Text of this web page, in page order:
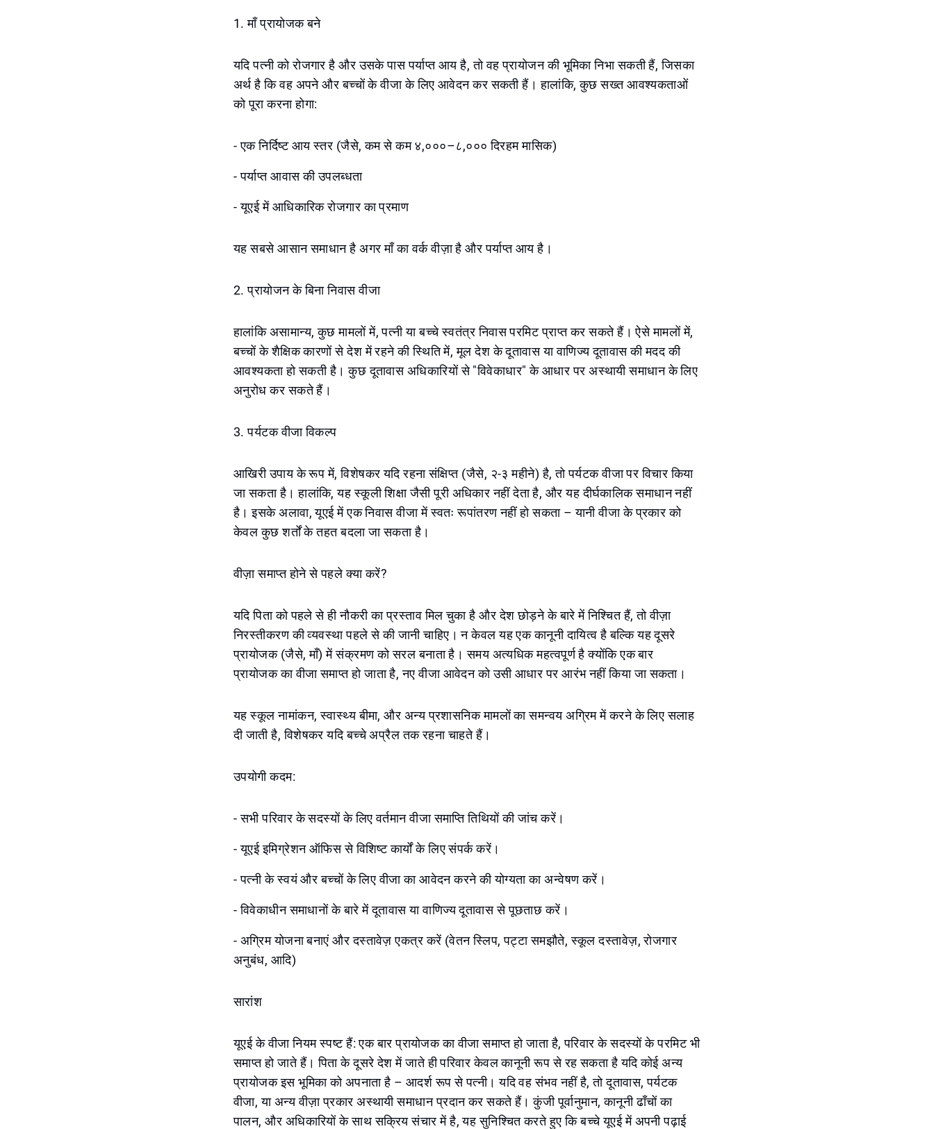
1. माँ प्रायोजक बने
यदि पत्नी को रोजगार है और उसके पास पर्याप्त आय है, तो वह प्रायोजन की भूमिका निभा सकती हैं, जिसका
अर्थ है कि वह अपने और बच्चों के वीजा के लिए आवेदन कर सकती हैं। हालांकि, कुछ सख्त आवश्यकताओं
को पूरा करना होगा:
- एक निर्दिष्ट आय स्तर (जैसे, कम से कम ४,०००–८,००० दिरहम मासिक)
- पर्याप्त आवास की उपलब्धता
- यूएई में आधिकारिक रोजगार का प्रमाण
यह सबसे आसान समाधान है अगर माँ का वर्क वीज़ा है और पर्याप्त आय है।
2. प्रायोजन के बिना निवास वीजा
हालांकि असामान्य, कुछ मामलों में, पत्नी या बच्चे स्वतंत्र निवास परमिट प्राप्त कर सकते हैं। ऐसे मामलों में,
बच्चों के शैक्षिक कारणों से देश में रहने की स्थिति में, मूल देश के दूतावास या वाणिज्य दूतावास की मदद की
आवश्यकता हो सकती है। कुछ दूतावास अधिकारियों से "विवेकाधार" के आधार पर अस्थायी समाधान के लिए
अनुरोध कर सकते हैं।
3. पर्यटक वीजा विकल्प
आखिरी उपाय के रूप में, विशेषकर यदि रहना संक्षिप्त (जैसे, २-३ महीने) है, तो पर्यटक वीजा पर विचार किया
जा सकता है। हालांकि, यह स्कूली शिक्षा जैसी पूरी अधिकार नहीं देता है, और यह दीर्घकालिक समाधान नहीं
है। इसके अलावा, यूएई में एक निवास वीजा में स्वतः रूपांतरण नहीं हो सकता – यानी वीजा के प्रकार को
केवल कुछ शर्तों के तहत बदला जा सकता है।
वीज़ा समाप्त होने से पहले क्या करें?
यदि पिता को पहले से ही नौकरी का प्रस्ताव मिल चुका है और देश छोड़ने के बारे में निश्चित हैं, तो वीज़ा
निरस्तीकरण की व्यवस्था पहले से की जानी चाहिए। न केवल यह एक कानूनी दायित्व है बल्कि यह दूसरे
प्रायोजक (जैसे, माँ) में संक्रमण को सरल बनाता है। समय अत्यधिक महत्वपूर्ण है क्योंकि एक बार
प्रायोजक का वीजा समाप्त हो जाता है, नए वीजा आवेदन को उसी आधार पर आरंभ नहीं किया जा सकता।
यह स्कूल नामांकन, स्वास्थ्य बीमा, और अन्य प्रशासनिक मामलों का समन्वय अग्रिम में करने के लिए सलाह
दी जाती है, विशेषकर यदि बच्चे अप्रैल तक रहना चाहते हैं।
उपयोगी कदम:
- सभी परिवार के सदस्यों के लिए वर्तमान वीजा समाप्ति तिथियों की जांच करें।
- यूएई इमिग्रेशन ऑफिस से विशिष्ट कार्यों के लिए संपर्क करें।
- पत्नी के स्वयं और बच्चों के लिए वीजा का आवेदन करने की योग्यता का अन्वेषण करें।
- विवेकाधीन समाधानों के बारे में दूतावास या वाणिज्य दूतावास से पूछताछ करें।
- अग्रिम योजना बनाएं और दस्तावेज़ एकत्र करें (वेतन स्लिप, पट्टा समझौते, स्कूल दस्तावेज़, रोजगार
अनुबंध, आदि)
सारांश
यूएई के वीजा नियम स्पष्ट हैं: एक बार प्रायोजक का वीजा समाप्त हो जाता है, परिवार के सदस्यों के परमिट भी
समाप्त हो जाते हैं। पिता के दूसरे देश में जाते ही परिवार केवल कानूनी रूप से रह सकता है यदि कोई अन्य
प्रायोजक इस भूमिका को अपनाता है – आदर्श रूप से पत्नी। यदि वह संभव नहीं है, तो दूतावास, पर्यटक
वीजा, या अन्य वीज़ा प्रकार अस्थायी समाधान प्रदान कर सकते हैं। कुंजी पूर्वानुमान, कानूनी ढाँचों का
पालन, और अधिकारियों के साथ सक्रिय संचार में है, यह सुनिश्चित करते हुए कि बच्चे यूएई में अपनी पढ़ाई